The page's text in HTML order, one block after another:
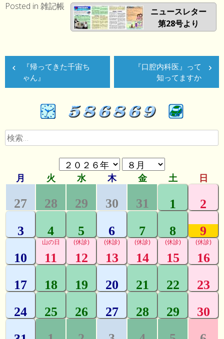
ニュースレター
第28号より
Posted in 雑記帳
投
稿
ナ
ゲ
ー
ョ
ン
『帰ってきた千宙ち
ゃん』
『口腔内科医』って
知ってますか
検
索: